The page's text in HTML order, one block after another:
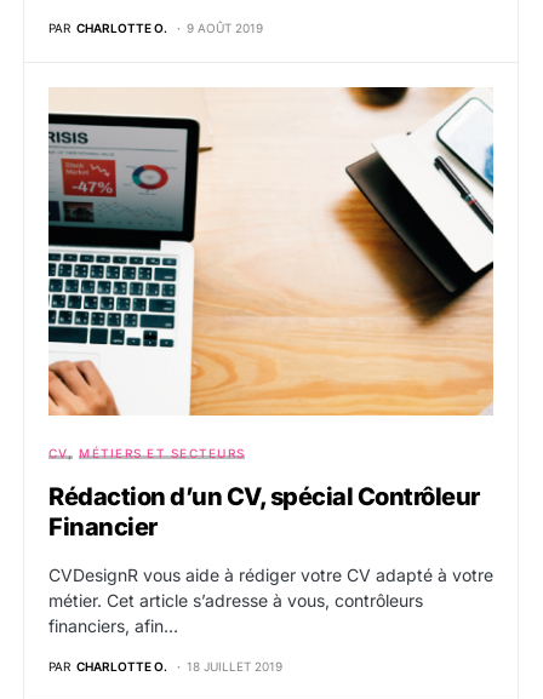
PAR CHARLOTTE O. 9 AOÛT 2019
CV MÉTIERS ET SECTEURS
Rédaction d’un CV, spécial Contrôleur
Financier
CVDesignR vous aide à rédiger votre CV adapté à votre
métier. Cet article s’adresse à vous, contrôleurs
financiers, afin…
PAR CHARLOTTE O. 18 JUILLET 2019